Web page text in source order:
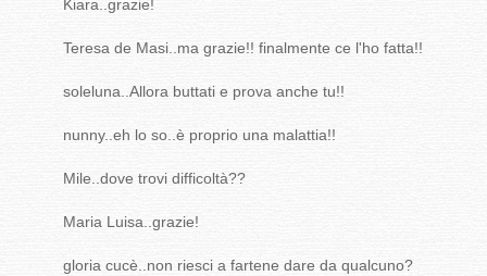
Kiara..grazie!
Teresa de Masi..ma grazie!! finalmente ce l'ho fatta!!
soleluna..Allora buttati e prova anche tu!!
nunny..eh lo so..è proprio una malattia!!
Mile..dove trovi difficoltà??
Maria Luisa..grazie!
gloria cucè..non riesci a fartene dare da qualcuno?